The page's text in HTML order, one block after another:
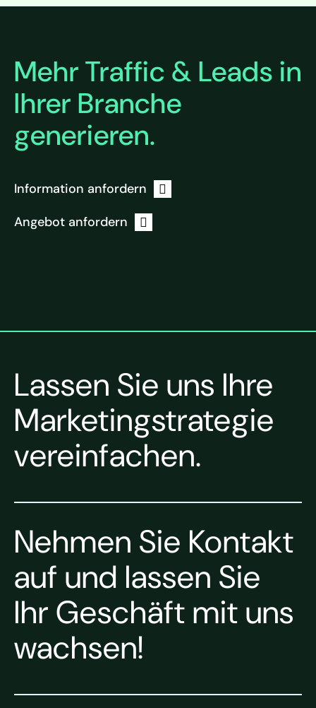
Mehr Traffic & Leads in
Ihrer Branche
generieren.
Information anfordern
Angebot anfordern
Lassen Sie uns Ihre
Marketingstrategie
vereinfachen.
Nehmen Sie Kontakt
auf und lassen Sie
Ihr Geschäft mit uns
wachsen!